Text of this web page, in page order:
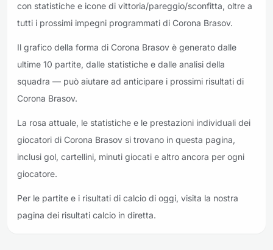
con statistiche e icone di vittoria/pareggio/sconfitta, oltre a
tutti i prossimi impegni programmati di Corona Brasov.
Il grafico della forma di Corona Brasov è generato dalle
ultime 10 partite, dalle statistiche e dalle analisi della
squadra — può aiutare ad anticipare i prossimi risultati di
Corona Brasov.
La rosa attuale, le statistiche e le prestazioni individuali dei
giocatori di Corona Brasov si trovano in questa pagina,
inclusi gol, cartellini, minuti giocati e altro ancora per ogni
giocatore.
Per le partite e i risultati di calcio di oggi, visita la nostra
pagina dei risultati calcio in diretta.